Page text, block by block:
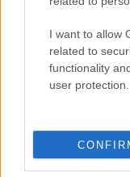
I want to allow
related to
functionality
user protection.
ΑΕΚ: Πρόταση